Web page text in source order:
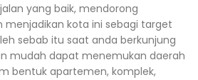
yang baik, mendorong
kota ini sebagi target
sebab itu saat anda berkunjung
mudah dapat menemukan daerah
bentuk apartemen, komplek,